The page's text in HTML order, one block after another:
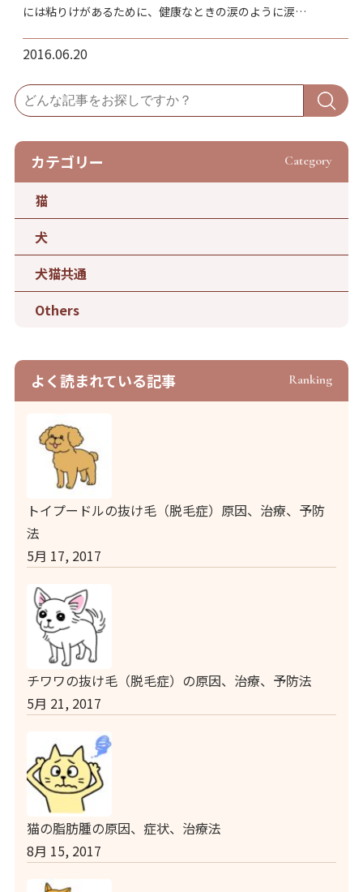
には粘りけがあるために、健康なときの涙のように涙…
2016.06.20
カテゴリー Category
猫
犬
犬猫共通
Others
よく読まれている記事 Ranking
トイプードルの抜け毛（脱毛症）原因、治療、予防
法
5月 17, 2017
チワワの抜け毛（脱毛症）の原因、治療、予防法
5月 21, 2017
猫の脂肪腫の原因、症状、治療法
8月 15, 2017